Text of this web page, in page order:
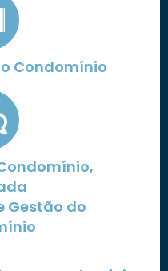
Condomínio
Gestão do